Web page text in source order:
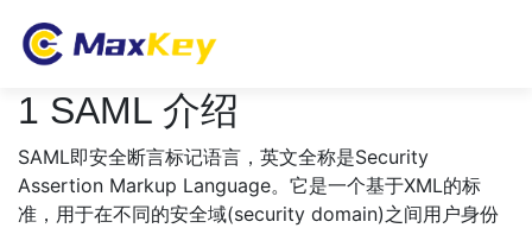
1 SAML 介绍
SAML即安全断言标记语言，英文全称是Security
Assertion Markup Language。它是一个基于XML的标
准，用于在不同的安全域(security domain)之间用户身份